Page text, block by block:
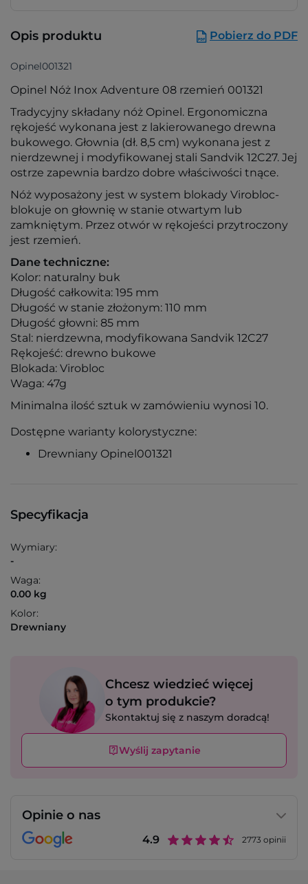
Opis produktu Pobierz do PDF
Opinel001321
Opinel Nóż Inox Adventure 08 rzemień 001321
Tradycyjny składany nóż Opinel. Ergonomiczna
rękojeść wykonana jest z lakierowanego drewna
bukowego. Głownia (dł. 8,5 cm) wykonana jest z
nierdzewnej i modyfikowanej stali Sandvik 12C27. Jej
ostrze zapewnia bardzo dobre właściwości tnące.
Nóż wyposażony jest w system blokady Virobloc-
blokuje on głownię w stanie otwartym lub
zamkniętym. Przez otwór w rękojeści przytroczony
jest rzemień.
Dane techniczne:
Kolor: naturalny buk
Długość całkowita: 195 mm
Długość w stanie złożonym: 110 mm
Długość głowni: 85 mm
Stal: nierdzewna, modyfikowana Sandvik 12C27
Rękojeść: drewno bukowe
Blokada: Virobloc
Waga: 47g
Minimalna ilość sztuk w zamówieniu wynosi 10.
Dostępne warianty kolorystyczne:
Drewniany Opinel001321
Specyfikacja
Wymiary:
-
Waga:
0.00 kg
Kolor:
Drewniany
Chcesz wiedzieć więcej
o tym produkcie?
Skontaktuj się z naszym doradcą!
Wyślij zapytanie
Opinie o nas
4.9 2773 opinii